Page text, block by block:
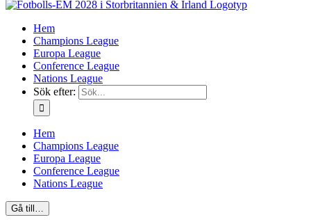
Hem
Champions League
Europa League
Conference League
Nations League
Sök efter:
Hem
Champions League
Europa League
Conference League
Nations League
Gå till…